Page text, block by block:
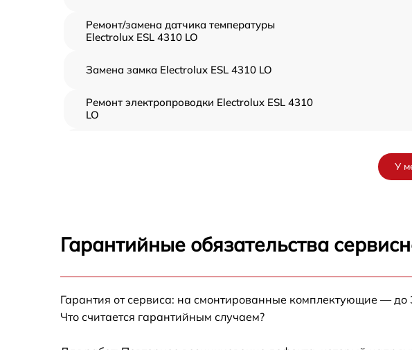
Ремонт/замена датчика температуры
Electrolux ESL 4310 LO
Замена замка Electrolux ESL 4310 LO
Ремонт электропроводки Electrolux ESL 4310
LO
Замена панели управления Electrolux ESL
У
Гарантийные обязательства
Гарантия от сервиса: на смонтированные комплектующие — до
Что считается гарантийным случаем?